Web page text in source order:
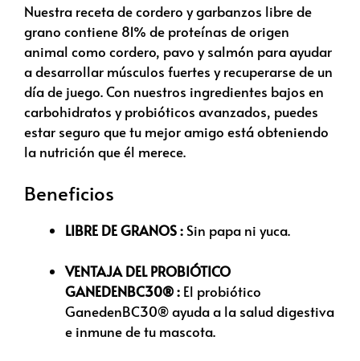
Nuestra receta de cordero y garbanzos libre de
grano contiene 81% de proteínas de origen
animal como cordero, pavo y salmón para ayudar
a desarrollar músculos fuertes y recuperarse de un
día de juego. Con nuestros ingredientes bajos en
carbohidratos y probióticos avanzados, puedes
estar seguro que tu mejor amigo está obteniendo
la nutrición que él merece.
Beneficios
LIBRE DE GRANOS : Sin papa ni yuca.
VENTAJA DEL PROBIÓTICO
GANEDENBC30® : El probiótico
GanedenBC30® ayuda a la salud digestiva
e inmune de tu mascota.